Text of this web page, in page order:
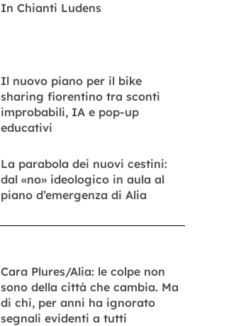
In Chianti Ludens
Il nuovo piano per il bike
sharing fiorentino tra sconti
improbabili, IA e pop-up
educativi
La parabola dei nuovi cestini:
dal «no» ideologico in aula al
piano d’emergenza di Alia
Cara Plures/Alia: le colpe non
sono della città che cambia. Ma
di chi, per anni ha ignorato
segnali evidenti a tutti